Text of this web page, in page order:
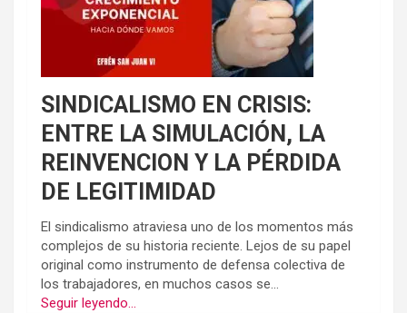
SINDICALISMO EN CRISIS:
ENTRE LA SIMULACIÓN, LA
REINVENCION Y LA PÉRDIDA
DE LEGITIMIDAD
El sindicalismo atraviesa uno de los momentos más
complejos de su historia reciente. Lejos de su papel
original como instrumento de defensa colectiva de
los trabajadores, en muchos casos se...
Seguir leyendo...